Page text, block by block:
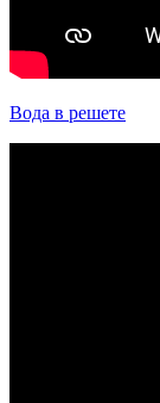
Вода в решете